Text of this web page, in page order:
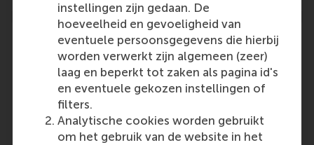
instellingen zijn gedaan. De
hoeveelheid en gevoeligheid van
eventuele persoonsgegevens die hierbij
worden verwerkt zijn algemeen (zeer)
laag en beperkt tot zaken als pagina id's
en eventuele gekozen instellingen of
filters.
Analytische cookies worden gebruikt
om het gebruik van de website in het
Media Outlets
Expatica